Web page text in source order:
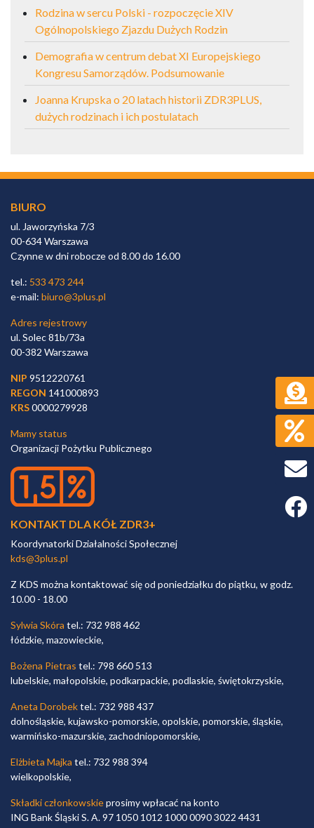
Rodzina w sercu Polski - rozpoczęcie XIV
Ogólnopolskiego Zjazdu Dużych Rodzin
Demografia w centrum debat XI Europejskiego
Kongresu Samorządów. Podsumowanie
Joanna Krupska o 20 latach historii ZDR3PLUS,
dużych rodzinach i ich postulatach
BIURO
ul. Jaworzyńska 7/3
00-634 Warszawa
Czynne w dni robocze od 8.00 do 16.00
tel.: 533 473 244
e-mail: biuro@3plus.pl
Adres rejestrowy
ul. Solec 81b/73a
00-382 Warszawa
NIP 9512220761
REGON 141000893
KRS0000279928
Mamy status
Organizacji Pożytku Publicznego
KONTAKT DLA KÓŁ ZDR3+
Koordynatorki Działalności Społecznej
kds@3plus.pl
Z KDS można kontaktować się od poniedziałku do piątku, w godz.
10.00 - 18.00
Sylwia Skóra tel.: 732 988 462
łódzkie, mazowieckie,
Bożena Pietras tel.: 798 660 513
lubelskie, małopolskie, podkarpackie, podlaskie, świętokrzyskie,
Aneta Dorobektel.: 732 988 437
dolnośląskie, kujawsko-pomorskie, opolskie, pomorskie, śląskie,
warmińsko-mazurskie, zachodniopomorskie,
Elżbieta Majka tel.: 732 988 394
wielkopolskie,
Składki członkowskieprosimy wpłacać na konto
ING Bank Śląski S. A. 97 1050 1012 1000 0090 3022 4431